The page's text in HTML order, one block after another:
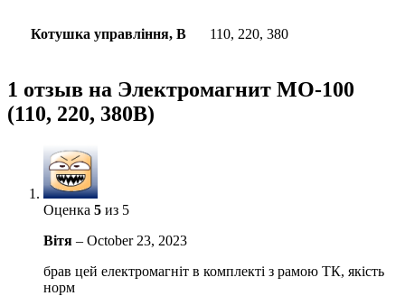
Котушка управління, В 110, 220, 380
1 отзыв на Электромагнит МО-100
(110, 220, 380В)
Оценка 5 из 5
Вітя – October 23, 2023
брав цей електромагніт в комплекті з рамою ТК, якість
норм